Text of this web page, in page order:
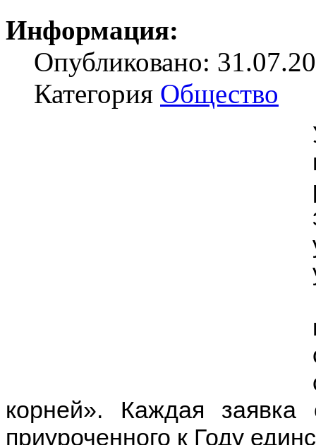
Информация:
Опубликовано:
Категория Общество
корней». Каждая заявка
приуроченного к Году